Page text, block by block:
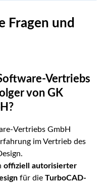
Fragen und
Vertriebs
von GK
Vertriebs GmbH
im Vertrieb des
offiziell autorisierter
für dieTurboCAD-